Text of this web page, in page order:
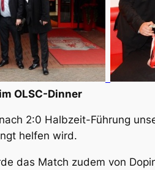
OLSC-Dinner
2:0 Halbzeit-Führung
helfen wird.
das Match zudem von